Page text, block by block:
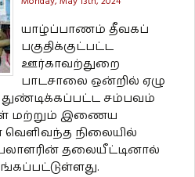
யாழ்ப்பாணம் தீவகப்
பகுதிக்குட்பட்ட
ஊர்காவற்துறை
பாடசாலை ஒன்றில் ஏழு
சம்பவம்
மற்றும் இணைய
நிலையில்
தலையீட்டினால்